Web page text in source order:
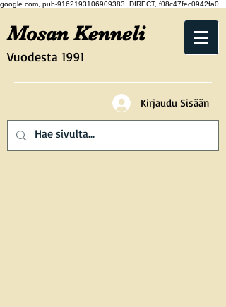
google.com, pub-9162193106909383, DIRECT, f08c47fec0942fa0
Vuodesta 1991
Mosan Kenneli
Kirjaudu Sisään